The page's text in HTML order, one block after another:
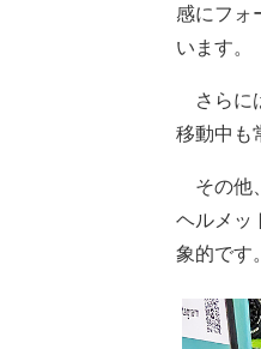
感にフォ
います。
さらに
移動中も
その他
ヘルメッ
象的です。